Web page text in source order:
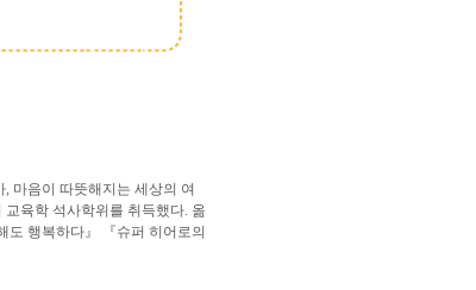
마음이 따뜻해지는 세상의 여
육학 석사학위를 취득했다. 옮
도 행복하다』 『슈퍼 히어로의